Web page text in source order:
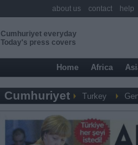
Cumhuriyet everyday
Today's press covers
Home Africa
Cumhuriyet Turkey
about us contact help